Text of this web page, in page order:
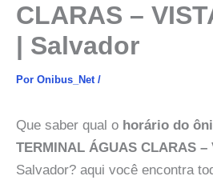
CLARAS –
| Salvador
Por Onibus_Net /
Que saber qual o horário do
TERMINAL ÁGUAS CLARAS –
Salvador? aqui você encontra